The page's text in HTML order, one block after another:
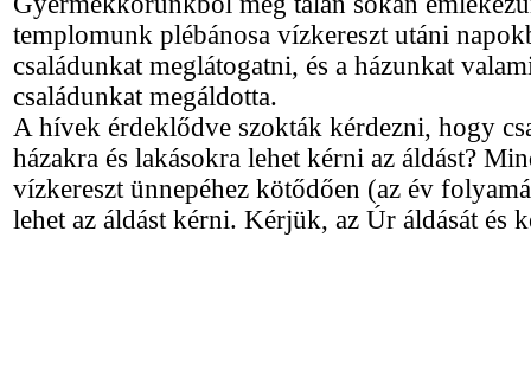
templomunk plébánosa vízkereszt utáni
családunkat meglátogatni, és a házunkat
családunkat megáldotta.
A hívek érdeklődve szokták kérdezni, hogy
házakra és lakásokra lehet kérni az áldást?
vízkereszt ünnepéhez kötődően (az év
lehet az áldást kérni. Kérjük, az Úr áldását és